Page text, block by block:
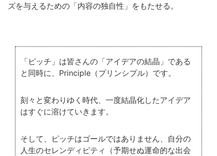
ズを与えるための「内容の独自性」をもたせる。
「ピッチ」は皆さんの「アイデアの結晶」である
と同時に、Principle（プリンシプル）です。
刻々と変わりゆく時代、一度結晶化したアイデア
はすぐに溶けていきます。
そして、ピッチはゴールではありません、自分の
人生のセレンディピティ（予期せぬ運命的な出会